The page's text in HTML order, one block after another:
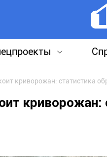
криворожан: статистика